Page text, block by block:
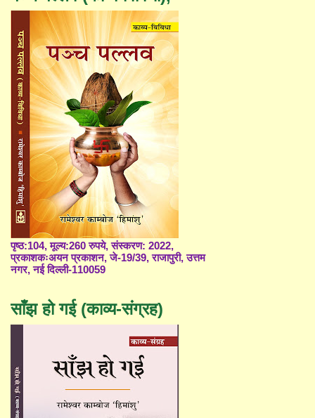
पृष्ठ:104, मूल्य:260 रुपये, संस्करण: 2022,
प्रकाशकःअयन प्रकाशन, जे-19/39, राजापुरी, उत्तम
नगर, नई दिल्ली-110059
साँझ हो गई (काव्य-संग्रह)